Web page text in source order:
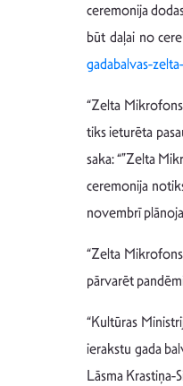
ceremonija
būt daļai no
gadabalvas-
“Zelta
tiks ieturēta
saka: “”Zelta
ceremonija
novembrī
“Zelta
pārvarēt
“Kultūras
ierakstu gada
Lāsma